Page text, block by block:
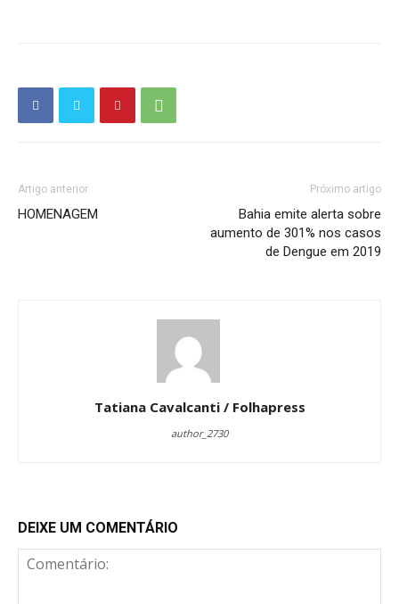
Artigo anterior
HOMENAGEM
Próximo artigo
Bahia emite alerta sobre
aumento de 301% nos casos
de Dengue em 2019
Tatiana Cavalcanti / Folhapress
author_2730
DEIXE UM COMENTÁRIO